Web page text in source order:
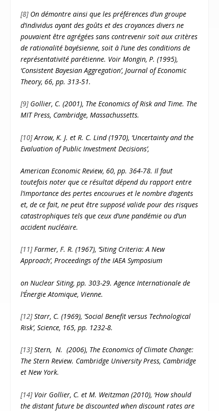
[8]On démontre ainsi que les préférences d’un groupe
d’individus ayant des goûts et des croyances divers ne
pouvaient être agrégées sans contrevenir soit aux critères
de rationalité bayésienne, soit à l’une des conditions de
représentativité parétienne. Voir Mongin, P. (1995),
‘Consistent Bayesian Aggregation’, Journal of Economic
Theory, 66, pp. 313-51.
[9]Gollier, C. (2001), The Economics of Risk and Time. The
MIT Press, Cambridge, Massachussetts.
[10]Arrow, K. J. et R. C. Lind (1970), ‘Uncertainty and the
Evaluation of Public Investment Decisions’,
American Economic Review, 60, pp. 364-78. Il faut
toutefois noter que ce résultat dépend du rapport entre
l’importance des pertes encourues et le nombre d’agents
et, de ce fait, ne peut être supposé valide pour des risques
catastrophiques tels que ceux d’une pandémie ou d’un
accident nucléaire.
[11]Farmer, F. R. (1967), ‘Siting Criteria: A New
Approach’, Proceedings of the IAEA Symposium
on Nuclear Siting, pp. 303-29. Agence Internationale de
l’Énergie Atomique, Vienne.
[12]Starr, C. (1969), ’Social Benefit versus Technological
Risk’, Science, 165, pp. 1232-8.
[13]Stern, N. (2006), The Economics of Climate Change:
The Stern Review. Cambridge University Press, Cambridge
et New York.
[14]Voir Gollier, C. et M. Weitzman (2010), ‘How should
the distant future be discounted when discount rates are